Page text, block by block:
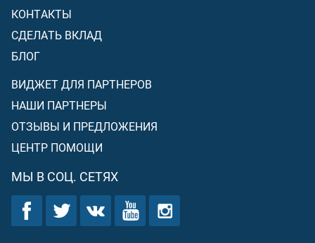
КОНТАКТЫ
СДЕЛАТЬ ВКЛАД
БЛОГ
ВИДЖЕТ ДЛЯ ПАРТНЕРОВ
НАШИ ПАРТНЕРЫ
ОТЗЫВЫ И ПРЕДЛОЖЕНИЯ
ЦЕНТР ПОМОЩИ
МЫ В СОЦ. СЕТЯХ